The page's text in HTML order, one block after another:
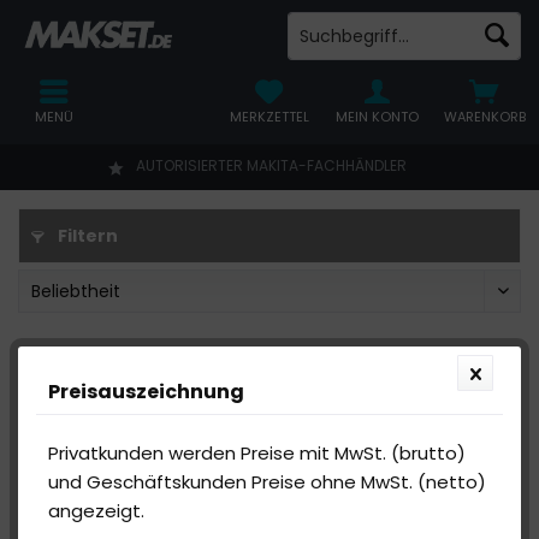
AUTORISIERTER MAKITA-FACHHÄNDLER
WARENKORB
MERKZETTEL MEIN KONTO
MENÜ
Filtern
Preisauszeichnung
Privatkunden werden Preise mit MwSt. (brutto)
und Geschäftskunden Preise ohne MwSt. (netto)
angezeigt.